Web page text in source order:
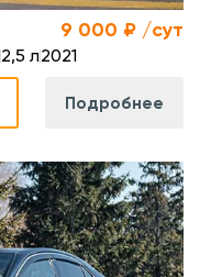
9 000 ₽ /сут
2,5 л2021
Подробнее